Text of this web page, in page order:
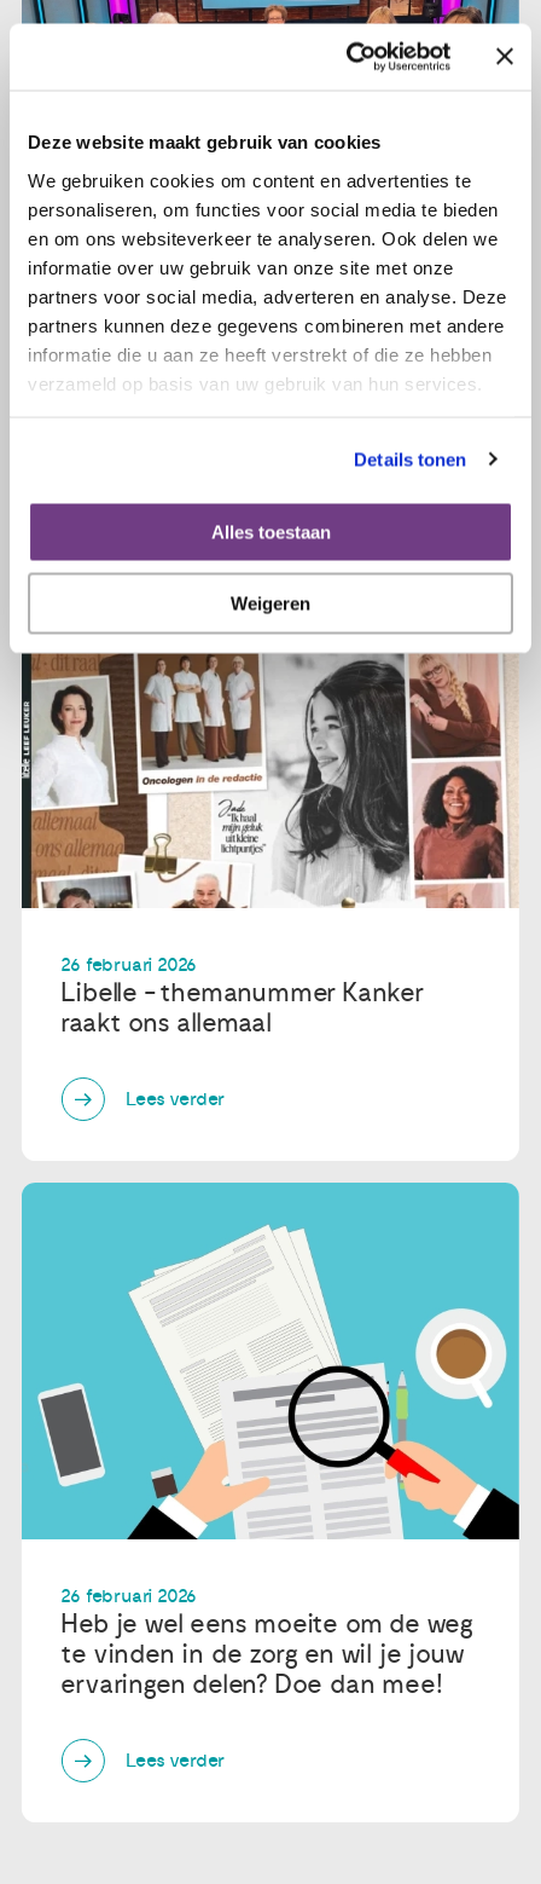
Deze website maakt gebruik van cookies
We gebruiken cookies om content en advertenties te
personaliseren, om functies voor social media te bieden
en om ons websiteverkeer te analyseren. Ook delen we
informatie over uw gebruik van onze site met onze
partners voor social media, adverteren en analyse. Deze
partners kunnen deze gegevens combineren met andere
informatie die u aan ze heeft verstrekt of die ze hebben
verzameld op basis van uw gebruik van hun services.
Details tonen
Alles toestaan
Weigeren
17 maart 2026
Kijk nu ons webinar over ‘Bestraling
bij gynaecologische kanker’ terug!
26 februari 2026
Libelle - themanummer Kanker
raakt ons allemaal
Lees verder
26 februari 2026
Heb je wel eens moeite om de weg
te vinden in de zorg en wil je jouw
ervaringen delen? Doe dan mee!
Lees verder